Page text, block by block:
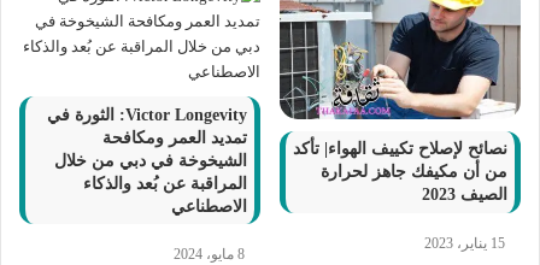
نصائح لإصلاح تكييف الهواء| تأكد
من أن مكيفك جاهز لحرارة
الصيف 2023
15 يناير، 2023
Victor Longevity: الثورة في
تمديد العمر ومكافحة
الشيخوخة في دبي من خلال
المراقبة عن بُعد والذكاء
الاصطناعي
8 مايو، 2024